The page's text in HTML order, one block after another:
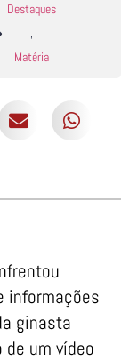
Destaques
,
Matéria
informações
ginasta
de um vídeo